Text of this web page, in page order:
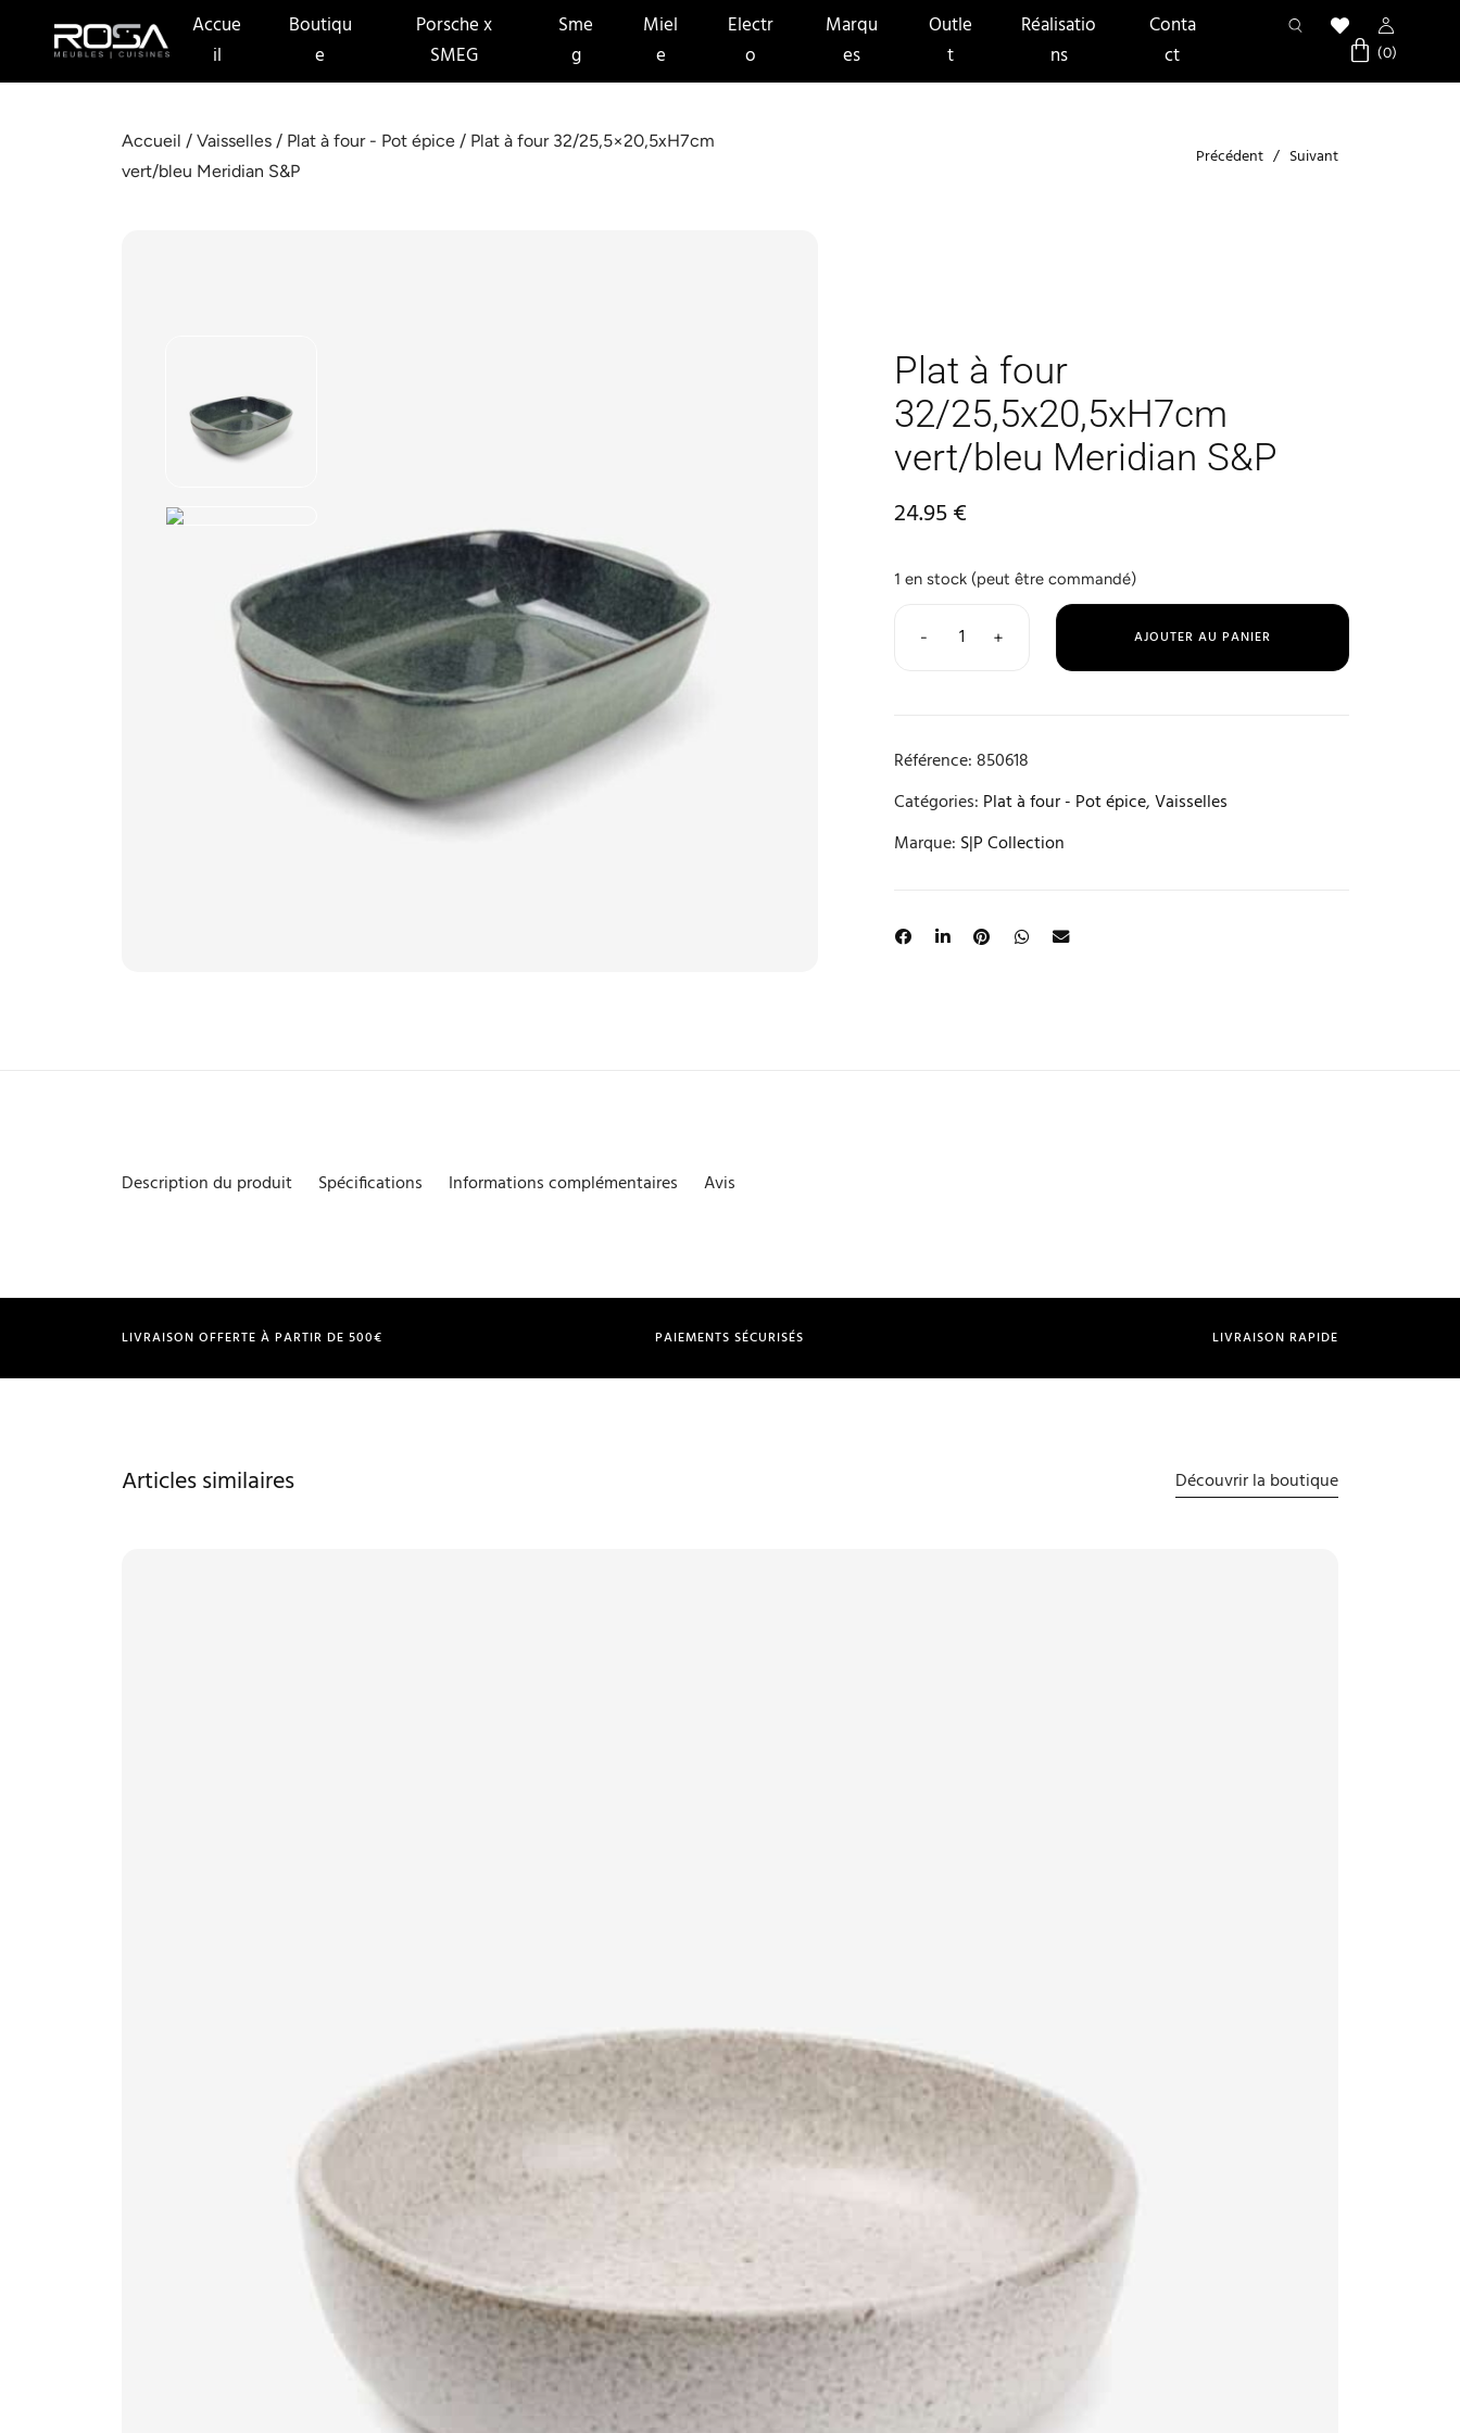
Accue
il
Boutiqu
e
Porsche x
SMEG
Sme
g
Miel
e
Electr
o
Marqu
es
Outle
t
Réalisatio
ns
Conta
ct
Accueil / Vaisselles / Plat à four - Pot épice / Plat à four 32/25,5×20,5xH7cm
vert/bleu Meridian S&P
Précédent Suivant
Plat à four
32/25,5x20,5xH7cm
vert/bleu Meridian S&P
24.95€
1 en stock (peut être commandé)
+
- AJOUTER AU PANIER
Référence:850618
Catégories: Plat à four - Pot épice,Vaisselles
Marque: S|P Collection
Description du produit Spécifications Informations complémentaires Avis
LIVRAISON OFFERTE À PARTIR DE 500€ PAIEMENTS SÉCURISÉS LIVRAISON RAPIDE
Articles similaires Découvrir la boutique